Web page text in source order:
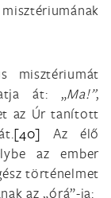
misztériumát
át: „Ma!”,
az Úr tanított
[40] Az élő
az ember
történelmet
az „órá”-ja: